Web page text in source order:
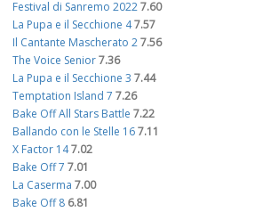
Festival di Sanremo 20227.60
La Pupa e il Secchione 47.57
Il Cantante Mascherato 27.56
The Voice Senior7.36
La Pupa e il Secchione 3 7.44
Temptation Island 7 7.26
Bake Off All Stars Battle 7.22
Ballando con le Stelle 167.11
X Factor 147.02
Bake Off 7 7.01
La Caserma 7.00
Bake Off 8 6.81